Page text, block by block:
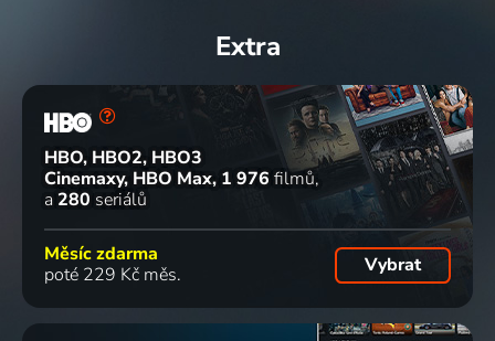
Extra
HBO, HBO2, HBO3
Cinemaxy, HBO Max 1 976 filmů
a 280 seriálů
Měsíc zdarma
poté 229 Kč měs.
Vybrat